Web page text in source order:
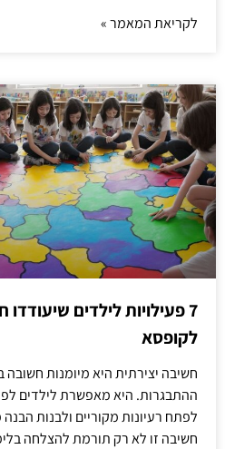
לקריאת המאמר »
7 פעילויות לילדים
לקופסא
חשיבה יצירתית היא מיומנות חשובה
ההתבגרות. היא מאפשרת לילדים
לפתח רעיונות מקוריים ולבנות
חשיבה זו לא רק תורמת להצלחה